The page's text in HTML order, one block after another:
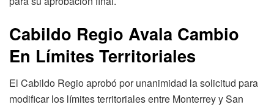
Cabildo Regio Avala Cambio
En Límites Territoriales
El Cabildo Regio aprobó por unanimidad la solicitud para
modificar los límites territoriales entre Monterrey y San